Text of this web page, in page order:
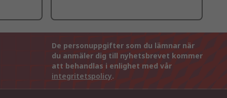
De personuppgifter som du lämnar när
du anmäler dig till nyhetsbrevet kommer
att behandlas i enlighet med vår
integritetspolicy.